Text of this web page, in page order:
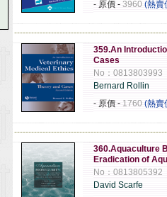
- 原價 - 3960 (熱賣
359.An
Cases
No：0813803993
Bernard Rollin
- 原價 - 1760 (熱賣
360.Aquaculture
Eradication of
No：0813805392
David Scarfe